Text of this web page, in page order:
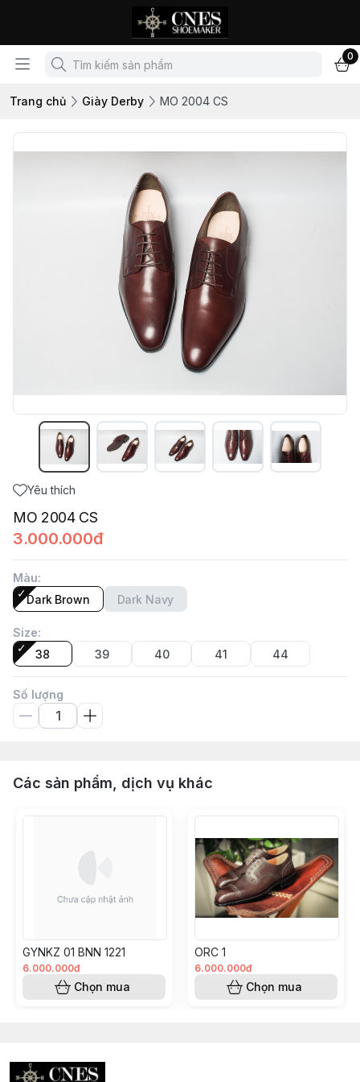
0
Trang chủ Giày Derby MO 2004 CS
Yêu thích
MO 2004 CS
3.000.000đ
Màu:
Dark Brown
Dark Navy
Size:
38
39 40 41 44
Số lượng
Các sản phẩm, dịch vụ khác
GYNKZ 01 BNN 1221
6.000.000đ
Chọn mua
ORC 1
6.000.000đ
Chọn mua